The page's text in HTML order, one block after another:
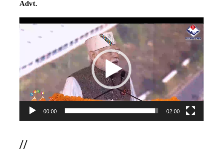
Advt.
Video
00:00 02:00
//